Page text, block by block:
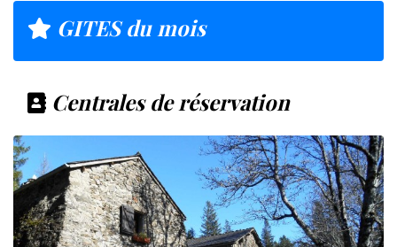
GITES du mois
Centrales de réservation